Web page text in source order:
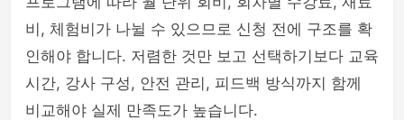
비, 체험비가 나뉠 수 있으므로 신청 전에 구조를 확
인해야 합니다. 저렴한 것만 보고 선택하기보다 교육
시간, 강사 구성, 안전 관리, 피드백 방식까지 함께
비교해야 실제 만족도가 높습니다.